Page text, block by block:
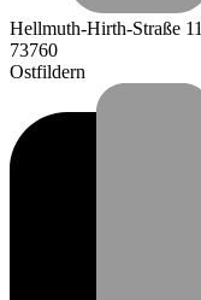
Hellmuth-Hirth-Straße 11
73760
Ostfildern